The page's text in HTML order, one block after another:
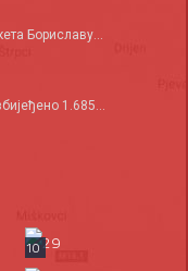
Бориславу...
1.685...
10